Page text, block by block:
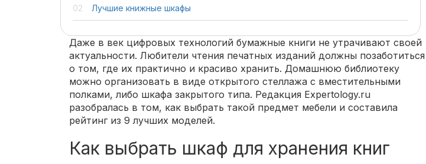
Лучшие книжные шкафы
Даже в век цифровых технологий бумажные книги не утрачивают своей
актуальности. Любители чтения печатных изданий должны позаботиться
о том, где их практично и красиво хранить. Домашнюю библиотеку
можно организовать в виде открытого стеллажа с вместительными
полками, либо шкафа закрытого типа. Редакция Expertology.ru
разобралась в том, как выбрать такой предмет мебели и составила
рейтинг из 9 лучших моделей.
Как выбрать шкаф для хранения книг